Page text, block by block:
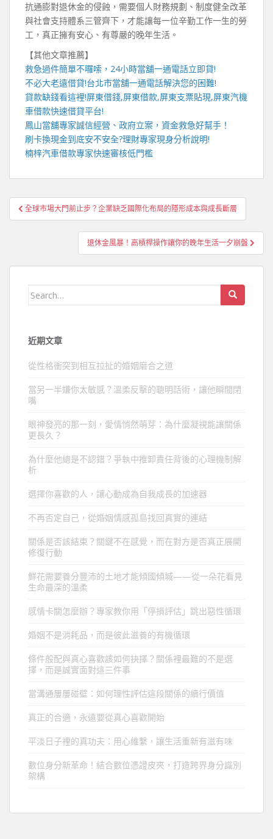
抗通膨對退休金的侵蝕，需要個人財務規劃、制度健全改革
與社會支持體系三管齊下，才能讓每一位辛勤工作一生的勞
工，真正擁有安心、有尊嚴的晚年生活。
【其他文章推薦】
救急過件簡單不囉嗦， 24小時當舖一通電話立即貸!
不必大老遠借貸!台北市當舖一通電話解決您的困難!
貸款缺錢看這裡!屏東借錢,屏東借款,屏東支票貼現,屏東汽機
車借款快速借貸平台!
鳳山當舖專家誠信經營、政府立案，資金救急好幫手！
刷卡換現金到底安不安全?理財專家現身分析說明!
楠梓汽車借款專家快速審核低門檻
文
章
全球市場大門前止步？企業缺乏國際化布局的隱形成本與成長斷層
退休金風暴！高槓桿操作讓你的晚年生活一夕崩盤
Search
近期文章
從性格衝突到相互拉扯的婚姻磨合之道
當另一半嫌你太敏感？溫柔反擊的聰明話術，讓他瞬間閉
嘴
眼神發亮的那一刻，愛情悄然萌芽：為什麼凝視能讓關係
更長久？
為什麼他總是不認錯？爭執中推卸責任背後的心理機制解
析
選擇你喜歡的人，讓心動成為自我成長的加速器
不再否定自己，從婚姻情感孤島找回真實的連結
關係是否該結束？關鍵不在感覺，而在對方是否真正展開
修復行動
鮮花需要養分豐沛的土地才能傾國傾城——從一朵花看見
生命最深的溫柔
感情卡關怎麼辦？專家教你用「停損評估」跳出惡性循環
婚姻不是消耗品，而是彼此滋養的有機循環
條件般配與真心喜歡該如何抉擇？關係裡最難的不是選
擇，而是誠實面對這三件事
當溝通屢屢碰壁：如何理性評估這段關係的續行價值
真正的合適，永遠要從真心喜歡開始
平淡日子裡的真功夫：用心維繫，讓生活重新有滋有味
數位身分新革命！結合數位憑證皮夾，打造跨界身分識別
架構